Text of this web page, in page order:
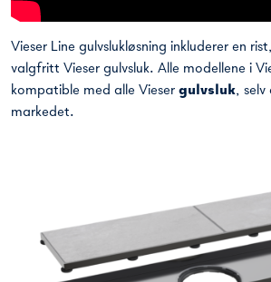
Vieser Line gulvslukløsning inkluderer en
valgfritt Vieser gulvsluk. Alle modellene i
kompatible med alle Vieser gulvsluk, selv
markedet.